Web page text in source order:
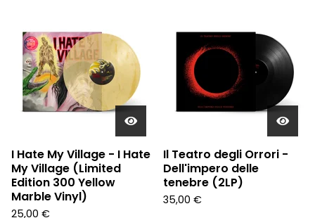
I Hate My Village - I Hate
My Village (Limited
Edition 300 Yellow
Marble Vinyl)
25,00 €
Il Teatro degli Orrori -
Dell'impero delle
tenebre (2LP)
35,00 €